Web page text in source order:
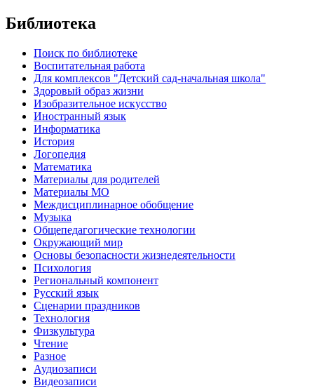
Библиотека
Поиск по библиотеке
Воспитательная работа
Для комплексов "Детский сад-начальная школа"
Здоровый образ жизни
Изобразительное искусство
Иностранный язык
Информатика
История
Логопедия
Математика
Материалы для родителей
Материалы МО
Междисциплинарное обобщение
Музыка
Общепедагогические технологии
Окружающий мир
Основы безопасности жизнедеятельности
Психология
Региональный компонент
Русский язык
Сценарии праздников
Технология
Физкультура
Чтение
Разное
Аудиозаписи
Видеозаписи